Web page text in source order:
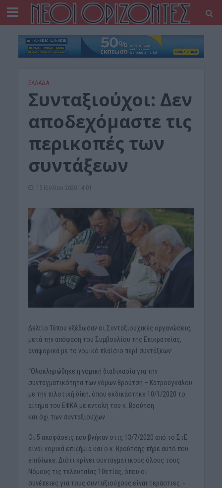
ΕΛΛΑΔΑ
Συνταξιούχοι: Δεν
αποδεχόμαστε τις
περικοπές των
συντάξεων
15 Ιουλίου 2020 14:01
Δελτίο Τύπου εξέδωσαν οι Συνταξιουχικές οργανώσεις,
μετά την απόφαση του Συμβουλίου της Επικρατείας,
αναφορικά με το νομικό πλαίσιο περί συντάξεων:
“Ολοκληρώθηκε η νομική διαδικασία για την
συνταγματικότητα των νόμων Βρούτση – Κατρούγκαλου
με την πιλοτική δίκη, όπου εκδικάστηκε 10/1/2020 το
αίτημα του ΕΦΚΑ με εντολή του κ. Βρούτση
και όχι των συνταξιούχων.
Οι 5 αποφάσεις που βγήκαν στις 13/7/2020 από το ΣτΕ
είναι νομικά επιζήμια και ο κ. Βρούτσης πήρε αυτό που
επιδίωκε. Διότι κρίνει συνταγματικούς όλους τους
Νόμους τις τελευταίας 10ετίας, όπου οι
συνέπειες για τους συνταξιούχους είναι τεράστιες :-